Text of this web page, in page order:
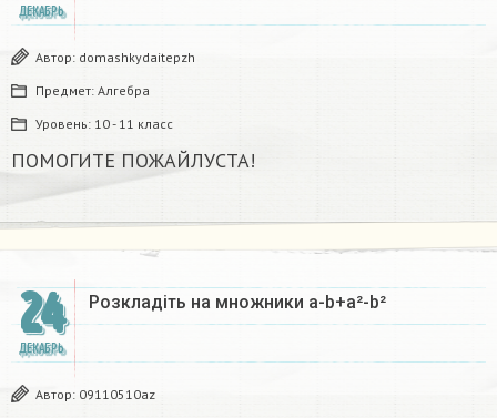
ДЕКАБРЬ
Автор: domashkydaitepzh
Предмет: Алгебра
Уровень: 10 - 11 класс
ПОМОГИТЕ ПОЖАЙЛУСТА!
24
ДЕКАБРЬ
Розкладіть на множники а-b+a²-b²​
Автор: 09110510az